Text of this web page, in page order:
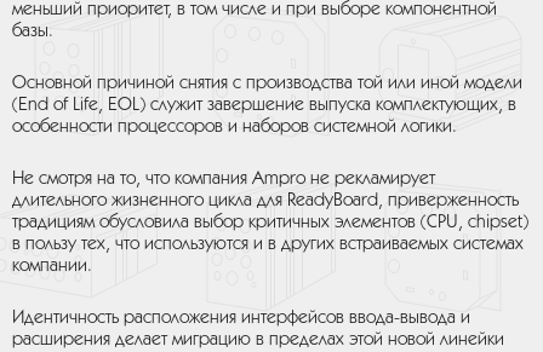
меньший приоритет, в том числе и при выборе компонентной
базы.
Основной причиной снятия с производства той или иной модели
(End of Life, EOL) служит завершение выпуска комплектующих, в
особенности процессоров и наборов системной логики.
Не смотря на то, что компания Ampro не рекламирует
длительного жизненного цикла для ReadyBoard, приверженность
традициям обусловила выбор критичных элементов (CPU, chipset)
в пользу тех, что используются и в других встраиваемых системах
компании.
Идентичность расположения интерфейсов ввода-вывода и
расширения делает миграцию в пределах этой новой линейки